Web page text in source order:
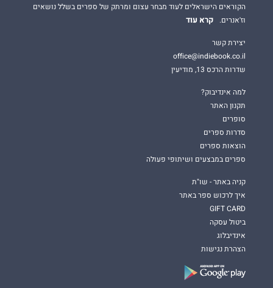
הקוראים הישראלים לעוד מבחר עצום ומרתק של ספרים בשלל נושאים
וז'אנרים.
קרא עוד
יצירת קשר
office@indiebook.co.il
שדרות הרכס 13, מודיעין
למה אינדיבוק?
תקנון האתר
סופרים
סדרות ספרים
הוצאות ספרים
ספרים במבצעים ושיתופי פעולה
קניה באתר - שו"ת
איך לרכוש ספר באתר
GIFT CARD
ביטול עסקה
אינדיבלוג
הצהרת נגישות